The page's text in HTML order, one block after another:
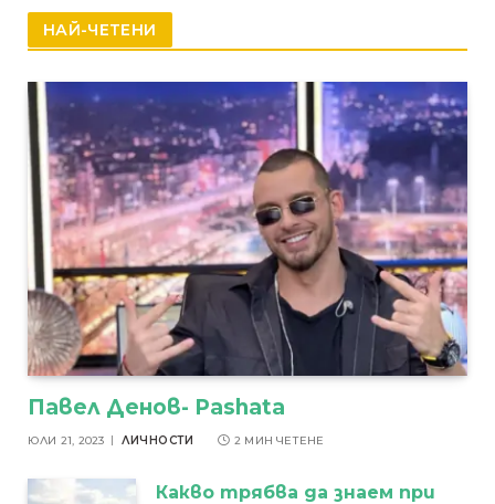
НАЙ-ЧЕТЕНИ
Павел Денов- Pashata
ЮЛИ 21, 2023 ЛИЧНОСТИ 2 МИН ЧЕТЕНЕ
Какво трябва да знаем при